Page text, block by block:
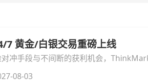
黄金/白银交易重磅上线
冲手段与不间断的获利机会，
解本次升级的核心交易品种、杠杆配置
08-03